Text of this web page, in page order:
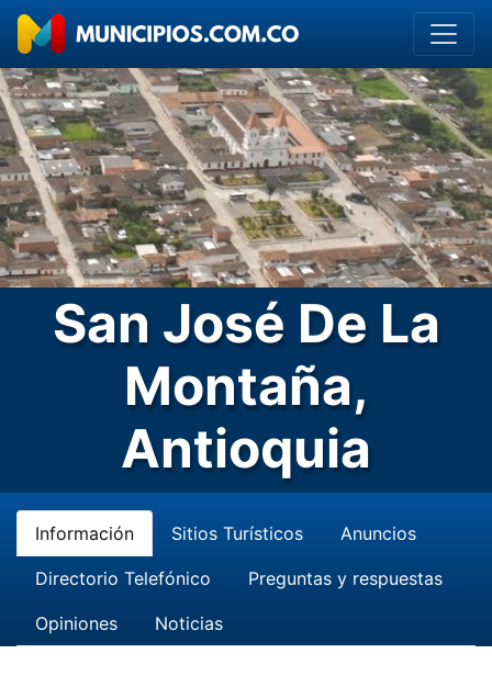
San José De La
Montaña,
Antioquia
Información Sitios Turísticos Anuncios
Directorio Telefónico Preguntas y respuestas
Opiniones Noticias